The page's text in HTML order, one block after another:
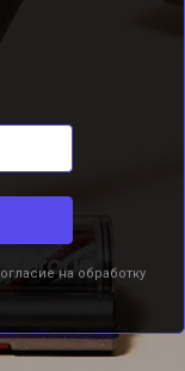
на обработку